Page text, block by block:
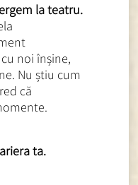
la teatru.
u noi înșine,
Nu știu cum
că
ta.